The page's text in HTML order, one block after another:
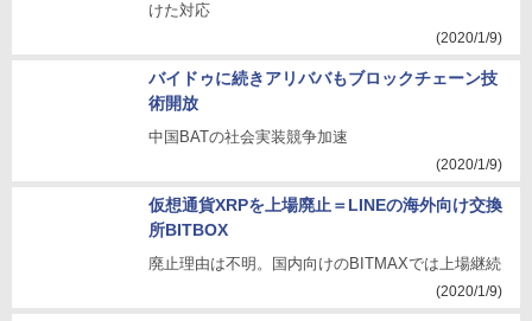
けた対応
(2020/1/9)
バイドゥに続きアリババもブロックチェーン技
術開放
中国BATの社会実装競争加速
(2020/1/9)
仮想通貨XRPを上場廃止＝LINEの海外向け交換
所BITBOX
廃止理由は不明。国内向けのBITMAXでは上場継続
(2020/1/9)